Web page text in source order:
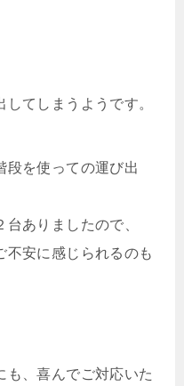
てしまうようです。
段を使っての運び出
ありましたので、
不安に感じられるのも
も、喜んでご対応いた